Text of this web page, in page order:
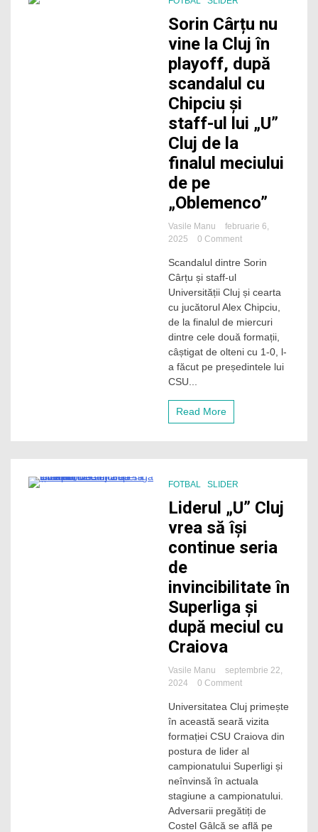
Sorin Cârțu nu
vine la Cluj în
playoff, după
scandalul cu
Chipciu și
staff-ul lui „U”
Cluj de la
finalul meciului
de pe
„Oblemenco”
Vasile Manu
februarie 6,
2025
0 Commenton
Cârțu
vine
la
în
playoff,
după
scandalul
finalul
meciului
de
pe
Scandalul dintre Sorin
Cârțu și staff-ul
Universității Cluj și cearta
cu jucătorul Alex Chipciu,
de la finalul de miercuri
dintre cele două formații,
câștigat de olteni cu 1-0, l-
a făcut pe președintele lui
CSU...
Read More
FOTBAL SLIDER
Liderul „U” Cluj
vrea să își
continue seria
de
invincibilitate în
Superliga și
după meciul cu
Craiova
Vasile Manu
septembrie 22,
2024
0 Commenton
„U”
Cluj
vrea
să
continue
seria
de
invincibilitate
în
Universitatea Cluj primește
în această seară vizita
formației CSU Craiova din
postura de lider al
campionatului Superligi și
neînvinsă în actuala
stagiune a campionatului.
Adversarii pregătiți de
Costel Gâlcă se află pe